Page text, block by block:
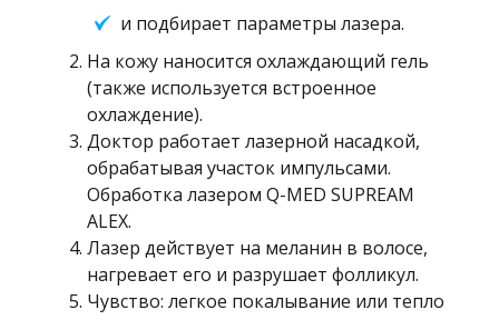
и подбирает параметры лазера.
На кожу наносится охлаждающий гель
(также используется встроенное
охлаждение).
Доктор работает лазерной насадкой,
обрабатывая участок импульсами.
Обработка лазером Q-MED SUPREAM
ALEX.
Лазер действует на меланин в волосе,
нагревает его и разрушает фолликул.
Чувство: легкое покалывание или тепло